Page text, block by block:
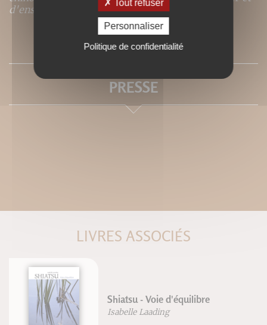
d'enseigner.
SOMMAIRE
PRESSE
LIVRES ASSOCIÉS
Shiatsu - Voie d'équilibre
Isabelle Laading
Tout refuser
Personnaliser
Politique de confidentialité